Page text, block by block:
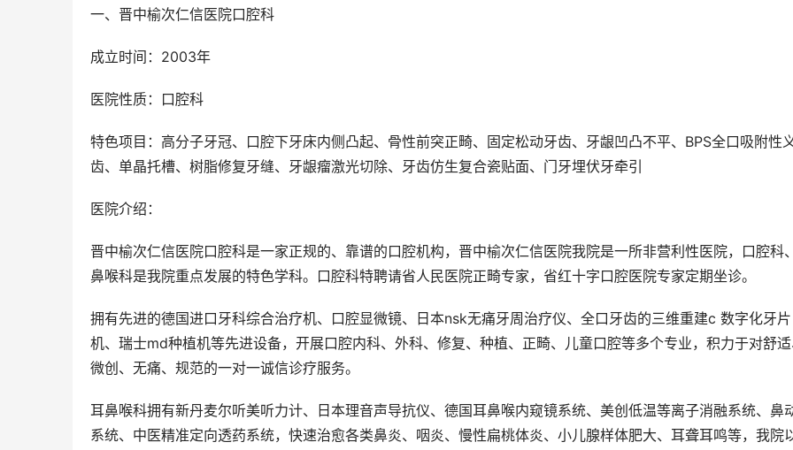
一、晋中榆次仁信医院口腔科
成立时间：2003年
医院性质：口腔科
特色项目：高分子牙冠、口腔下牙床内侧凸起、骨性前突正畸、固定松动牙齿、牙龈凹凸不平、BPS全口吸附性
齿、单晶托槽、树脂修复牙缝、牙龈瘤激光切除、牙齿仿生复合瓷贴面、门牙埋伏牙牵引
医院介绍：
晋中榆次仁信医院口腔科是一家正规的、靠谱的口腔机构，晋中榆次仁信医院我院是一所非营利性医院，口腔科
鼻喉科是我院重点发展的特色学科。口腔科特聘请省人民医院正畸专家，省红十字口腔医院专家定期坐诊。
拥有先进的德国进口牙科综合治疗机、口腔显微镜、日本nsk无痛牙周治疗仪、全口牙齿的三维重建c 数字化牙片
机、瑞士md种植机等先进设备，开展口腔内科、外科、修复、种植、正畸、儿童口腔等多个专业，积力于对舒适
微创、无痛、规范的一对一诚信诊疗服务。
耳鼻喉科拥有新丹麦尔听美听力计、日本理音声导抗仪、德国耳鼻喉内窥镜系统、美创低温等离子消融系统、鼻
系统、中医精准定向透药系统，快速治愈各类鼻炎、咽炎、慢性扁桃体炎、小儿腺样体肥大、耳聋耳鸣等，我院